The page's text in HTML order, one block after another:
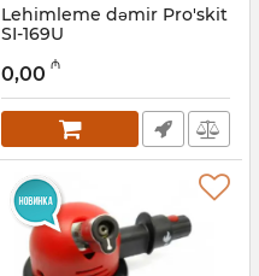
Lehimleme dəmir Pro'skit
SI-169U
027001075
0,00 ₼